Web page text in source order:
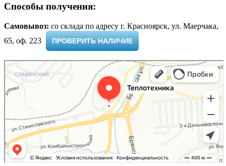
Способы получения:
Самовывоз: cо склада по адресу г. Красноярск, ул. Маерчака,
65, оф. 223 ​
ПРОВЕРИТЬ НАЛИЧИЕ